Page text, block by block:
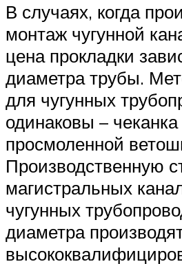
В случаях, когда
монтаж чугунной
цена прокладки
диаметра трубы.
для чугунных
одинаковы –
просмоленной
Производственную
магистральных
чугунных
диаметра